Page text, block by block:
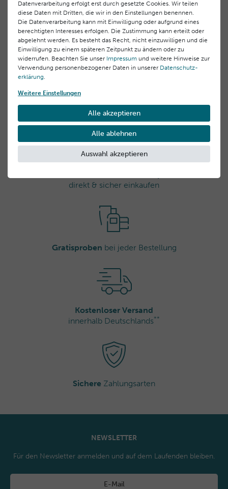
Geeignet für
Geeignet für alle Hauttypen
Perfekt bei feinen Linien, Trockenheit oder müder
Augenpartie. Auch für sensible Haut und
Kontaktlinsenträger bestens geeignet.
Anwendung
Tipp:Für einen Extra-Frische-Effekt die
Augenpflege vor der Anwendung im Kühlschrank
lagern.
Hersteller-Informationen
EU Verantwortlicher
83520 Roquebrune sur Argens, Frankreich Domaine
des Châtaigniers 00,
+33 (0) 494197373
Laboratoires BLC Thalgo Cosmetic S.A.
direkt & sicher einkaufen
Gratisproben bei jeder Bestellung
Kostenloser Versand
innerhalb Deutschlands**
Sichere Zahlungsarten
NEWSLETTER
Für den Newsletter anmelden und auf dem Laufenden bleiben.
Datenverarbeitung erfolgt erst durch gesetzte Cookies. Wir teilen
diese Daten mit Dritten, die wir in den Einstellungen benennen.
Die Datenverarbeitung kann mit Einwilligung oder aufgrund eines
berechtigten Interesses erfolgen. Die Zustimmung kann erteilt oder
abgelehnt werden. Es besteht das Recht, nicht einzuwilligen und die
Einwilligung zu einem späteren Zeitpunkt zu ändern oder zu
widerrufen. Beachten Sie unser Impressum und weitere Hinweise zur
Verwendung personenbezogener Daten in unserer Daten­schutz­
erklärung.
Weitere Einstellungen
Alle akzeptieren
Alle ablehnen
Auswahl akzeptieren